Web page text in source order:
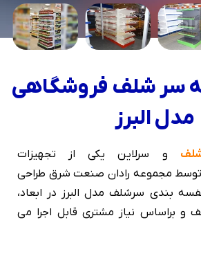
سر شلف فروشگاهی
مدل البرز
و سرلاین یکی از تجهیزات
مجموعه رادان صنعت شرق طراحی
بندی سرشلف مدل البرز در ابعاد،
و براساس نیاز مشتری قابل اجرا می